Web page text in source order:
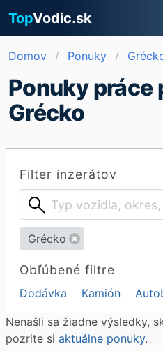
TopVodic.sk
Domov Ponuky
Ponuky práce
Grécko
Filter inzerátov
Grécko
Obľúbené filtre
Dodávka Kamión
Nenašli sa žiadne výsledky,
pozrite si aktuálne ponuky.